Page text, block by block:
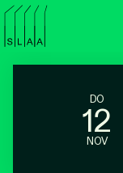
DO
12
NOV
Agenda